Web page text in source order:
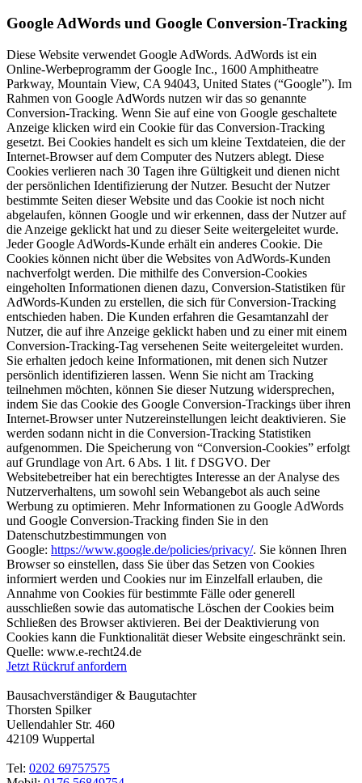
Google AdWords und Google Conversion-Tracking
Diese Website verwendet Google AdWords. AdWords ist ein
Online-Werbeprogramm der Google Inc., 1600 Amphitheatre
Parkway, Mountain View, CA 94043, United States (“Google”). Im
Rahmen von Google AdWords nutzen wir das so genannte
Conversion-Tracking. Wenn Sie auf eine von Google geschaltete
Anzeige klicken wird ein Cookie für das Conversion-Tracking
gesetzt. Bei Cookies handelt es sich um kleine Textdateien, die der
Internet-Browser auf dem Computer des Nutzers ablegt. Diese
Cookies verlieren nach 30 Tagen ihre Gültigkeit und dienen nicht
der persönlichen Identifizierung der Nutzer. Besucht der Nutzer
bestimmte Seiten dieser Website und das Cookie ist noch nicht
abgelaufen, können Google und wir erkennen, dass der Nutzer auf
die Anzeige geklickt hat und zu dieser Seite weitergeleitet wurde.
Jeder Google AdWords-Kunde erhält ein anderes Cookie. Die
Cookies können nicht über die Websites von AdWords-Kunden
nachverfolgt werden. Die mithilfe des Conversion-Cookies
eingeholten Informationen dienen dazu, Conversion-Statistiken für
AdWords-Kunden zu erstellen, die sich für Conversion-Tracking
entschieden haben. Die Kunden erfahren die Gesamtanzahl der
Nutzer, die auf ihre Anzeige geklickt haben und zu einer mit einem
Conversion-Tracking-Tag versehenen Seite weitergeleitet wurden.
Sie erhalten jedoch keine Informationen, mit denen sich Nutzer
persönlich identifizieren lassen. Wenn Sie nicht am Tracking
teilnehmen möchten, können Sie dieser Nutzung widersprechen,
indem Sie das Cookie des Google Conversion-Trackings über ihren
Internet-Browser unter Nutzereinstellungen leicht deaktivieren. Sie
werden sodann nicht in die Conversion-Tracking Statistiken
aufgenommen. Die Speicherung von “Conversion-Cookies” erfolgt
auf Grundlage von Art. 6 Abs. 1 lit. f DSGVO. Der
Websitebetreiber hat ein berechtigtes Interesse an der Analyse des
Nutzerverhaltens, um sowohl sein Webangebot als auch seine
Werbung zu optimieren. Mehr Informationen zu Google AdWords
und Google Conversion-Tracking finden Sie in den
Datenschutzbestimmungen von
Google: https://www.google.de/policies/privacy/. Sie können Ihren
Browser so einstellen, dass Sie über das Setzen von Cookies
informiert werden und Cookies nur im Einzelfall erlauben, die
Annahme von Cookies für bestimmte Fälle oder generell
ausschließen sowie das automatische Löschen der Cookies beim
Schließen des Browser aktivieren. Bei der Deaktivierung von
Cookies kann die Funktionalität dieser Website eingeschränkt sein.
Quelle: www.e-recht24.de
Jetzt Rückruf anfordern
Bausachverständiger & Baugutachter
Thorsten Spilker
Uellendahler Str. 460
42109 Wuppertal
Tel: 0202 69757575